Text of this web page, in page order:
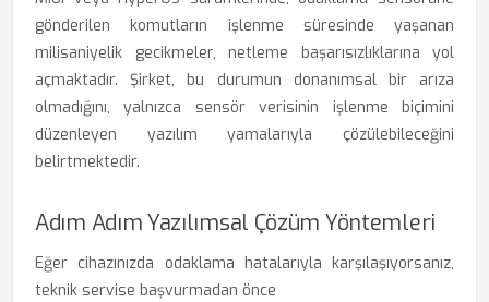
gönderilen komutların işlenme süresinde yaşanan
milisaniyelik gecikmeler, netleme başarısızlıklarına yol
açmaktadır. Şirket, bu durumun donanımsal bir arıza
olmadığını, yalnızca sensör verisinin işlenme biçimini
düzenleyen yazılım yamalarıyla çözülebileceğini
belirtmektedir.
Adım Adım Yazılımsal Çözüm Yöntemleri
Eğer cihazınızda odaklama hatalarıyla karşılaşıyorsanız,
teknik servise başvurmadan önce